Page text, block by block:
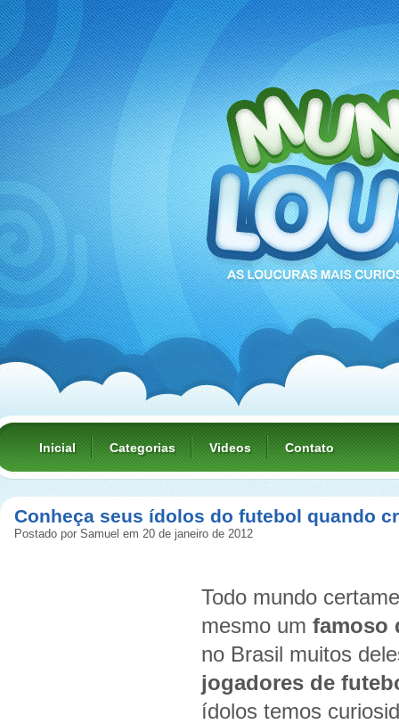
Inicial Categorias Videos Contato
Conheça seus ídolos do futebol quando
Postado por Samuel em 20 de janeiro de 2012
Todo mundo
mesmo um famoso
no Brasil muitos
jogadores de
ídolos temos